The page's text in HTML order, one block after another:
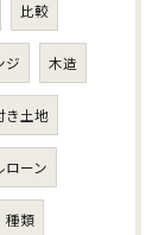
比較
ジ 木造
き土地
ローン
種類